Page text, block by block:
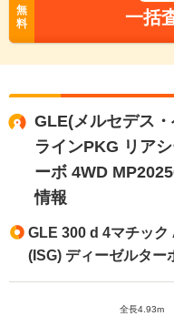
無
料
一括
GLE(メルセデス
ラインPKG リア
ーボ 4WD
情報
GLE 300 d 4マチッ
(ISG) ディーゼルター
全長4.93m